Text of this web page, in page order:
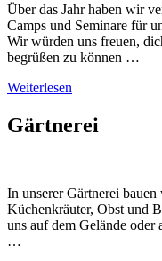
Über das Jahr haben wir
Camps und Seminare für
Wir würden uns freuen,
begrüßen zu können …
Weiterlesen
Gärtnerei
In unserer Gärtnerei
Küchenkräuter, Obst und
uns auf dem Gelände
…